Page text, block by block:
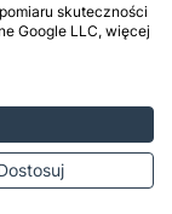
skuteczności
Google LLC, więcej